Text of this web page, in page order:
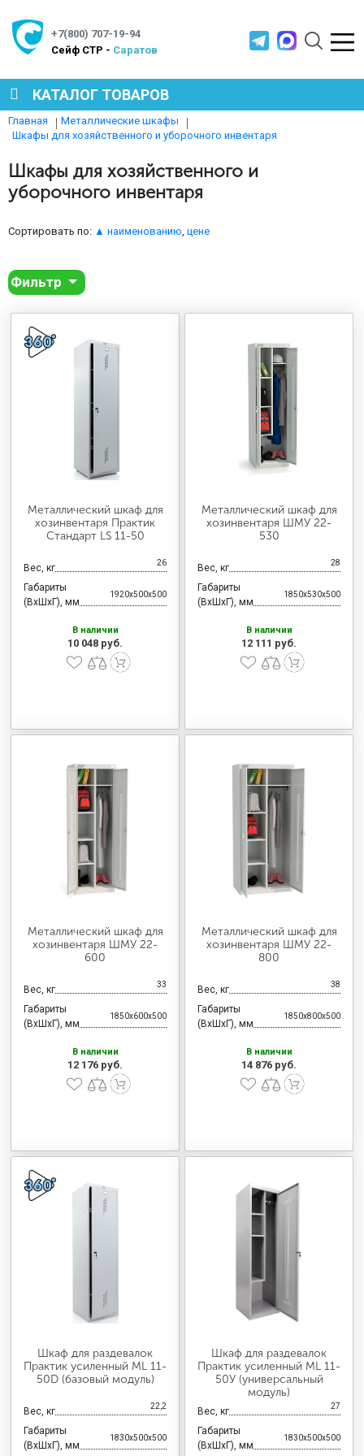
+7(800) 707-19-94
Cейф СТР - Саратов
КАТАЛОГ ТОВАРОВ
СЕЙФЫ
МЕТАЛЛИЧЕСКАЯ МЕБЕЛЬ
ПРОИЗВОДСТВЕННАЯ МЕБЕЛЬ
МЕДИЦИНСКАЯ МЕБЕЛЬ
ОФИСНАЯ МЕБЕЛЬ
МЕБЕЛЬ ДЛЯ ДОМА
МЕБЕЛЬ ДЛЯ СТОЛОВЫХ
СТАЛЬНЫЕ ДВЕРИ
Главная
Металлические шкафы
Шкафы для хозяйственного и уборочного инвентаря
Шкафы для хозяйственного и
уборочного инвентаря
Сортировать по: ▲ наименованию, цене
Фильтр
Металлический шкаф для
хозинвентаря Практик
Стандарт LS 11-50
Вес, кг 26
Габариты
(ВхШхГ), мм
1920x500x500
В наличии
10 048 руб.
Металлический шкаф для
хозинвентаря ШМУ 22-
530
Вес, кг 28
Габариты
(ВхШхГ), мм
1850x530x500
В наличии
12 111 руб.
Металлический шкаф для
хозинвентаря ШМУ 22-
600
Вес, кг 33
Габариты
(ВхШхГ), мм
1850x600x500
В наличии
12 176 руб.
Металлический шкаф для
хозинвентаря ШМУ 22-
800
Вес, кг 38
Габариты
(ВхШхГ), мм
1850x800x500
В наличии
14 876 руб.
Шкаф для раздевалок
Практик усиленный ML 11-
50D (базовый модуль)
Вес, кг 22,2
Габариты
(ВхШхГ), мм
1830x500x500
Шкаф для раздевалок
Практик усиленный ML 11-
50У (универсальный
модуль)
Вес, кг 27
Габариты
(ВхШхГ), мм
1830x500x500